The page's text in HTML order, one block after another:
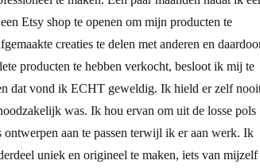
te maken. Een paar maanden nadat ik een
Etsy shop te openen om mijn producten te
creaties te delen met anderen en daardoor
producten te hebben verkocht, besloot ik mij te
dat vond ik ECHT geweldig. Ik hield er zelf nooit
was. Ik hou ervan om uit de losse pols
aan te passen terwijl ik er aan werk. Ik